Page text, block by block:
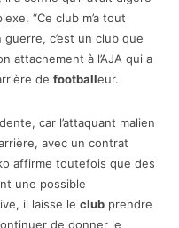
“Ce club m’a tout
c’est un club que
attachement à l’AJA qui a
de footballeur.
car l’attaquant malien
avec un contrat
affirme toutefois que des
une possible
il laisse le club prendre
de donner le